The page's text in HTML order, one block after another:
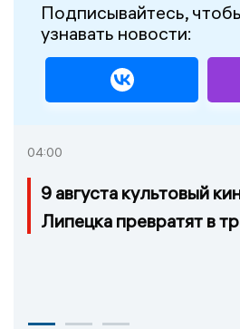
Подписывайтесь,
узнавать новости:
04:00
9 августа культовый
Липецка превратят в